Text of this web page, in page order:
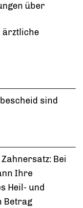
über
ärztliche
sind
Bei
Ihre
Heil- und
Betrag